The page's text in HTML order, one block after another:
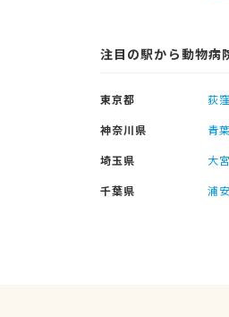
注目の駅から動物病
東京都 荻窪
神奈川県
青
埼玉県
大宮
千葉県
浦安